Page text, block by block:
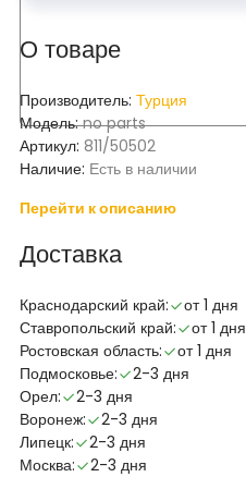
О товаре
Производитель: Турция
Модель:no parts
Артикул: 811/50502
Наличие: Есть в наличии
Перейти к описанию
Доставка
Краснодарский край:
от 1 дня
Ставропольский край:
от 1 дня
Ростовская область:
от 1 дня
Подмосковье:
2-3 дня
Орел:
2-3 дня
Воронеж:
2-3 дня
Липецк:
2-3 дня
Москва:
2-3 дня